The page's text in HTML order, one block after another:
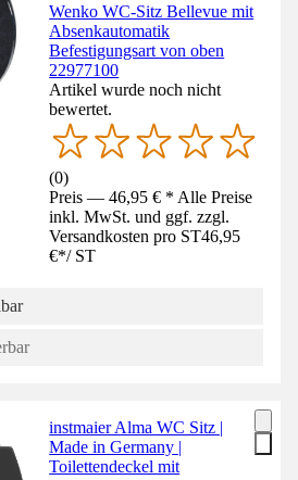
Wenko WC-Sitz Bellevue mit
Absenkautomatik
Befestigungsart von oben
22977100
Artikel wurde noch nicht
bewertet.
(0)
Preis — 46,95 € * Alle Preise
inkl. MwSt. und ggf. zzgl.
Versandkosten pro ST46,95
€*/ ST
instmaier Alma WC Sitz |
Made in Germany |
Toilettendeckel mit